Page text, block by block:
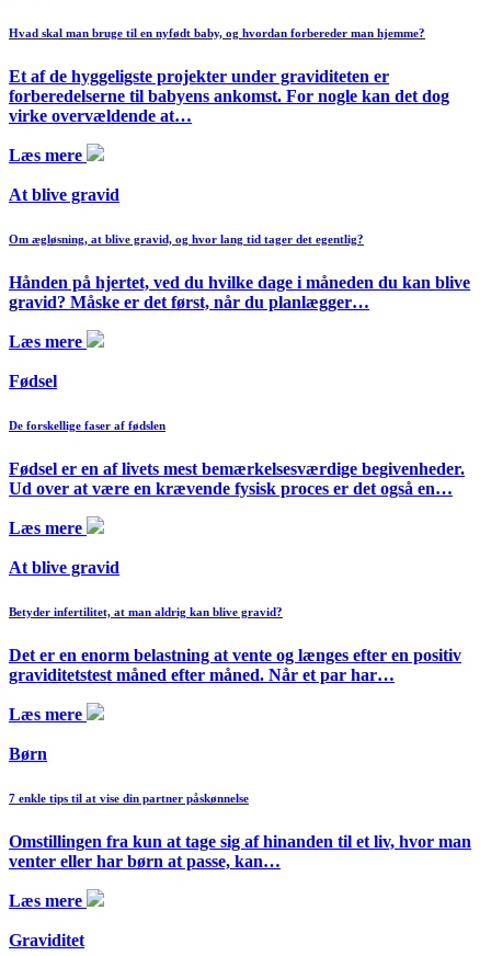
Hvad skal man bruge til en nyfødt baby, og hvordan forbereder man hjemme?
Et af de hyggeligste projekter under graviditeten er
forberedelserne til babyens ankomst. For nogle kan det dog
virke overvældende at…
Læs mere
At blive gravid
Om ægløsning, at blive gravid, og hvor lang tid tager det egentlig?
Hånden på hjertet, ved du hvilke dage i måneden du kan blive
gravid? Måske er det først, når du planlægger…
Læs mere
Fødsel
De forskellige faser af fødslen
Fødsel er en af livets mest bemærkelsesværdige begivenheder.
Ud over at være en krævende fysisk proces er det også en…
Læs mere
At blive gravid
Betyder infertilitet, at man aldrig kan blive gravid?
Det er en enorm belastning at vente og længes efter en positiv
graviditetstest måned efter måned. Når et par har…
Læs mere
Børn
7 enkle tips til at vise din partner påskønnelse
Omstillingen fra kun at tage sig af hinanden til et liv, hvor man
venter eller har børn at passe, kan…
Læs mere
Graviditet